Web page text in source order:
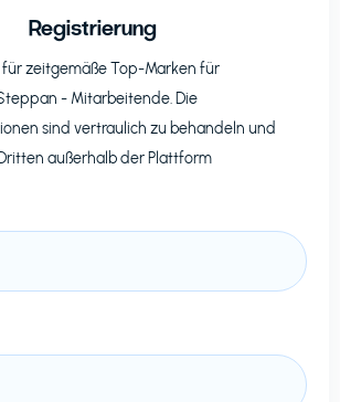
Registrierung
für zeitgemäße Top-Marken für
- Mitarbeitende. Die
sind vertraulich zu behandeln und
außerhalb der Plattform